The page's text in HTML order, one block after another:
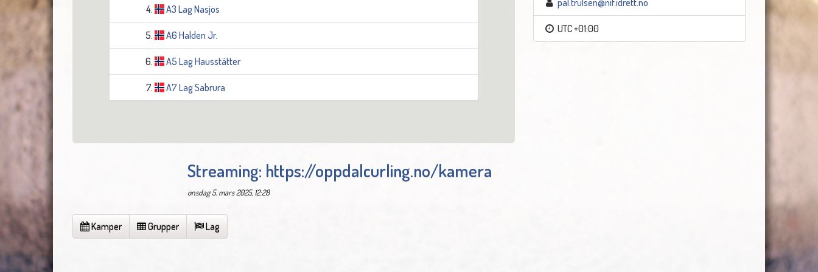
4. A3 Lag Nasjos
5. A6 Halden Jr.
6. A5 Lag Hausstätter
7. A7 Lag Sabrura
Streaming: https://oppdalcurling.no/kamera
onsdag 5. mars 2025, 12:28
Kamper Grupper Lag
pal.trulsen@nif.idrett.no
UTC +01:00